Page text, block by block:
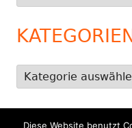
Kategorien
Diese Website benutzt